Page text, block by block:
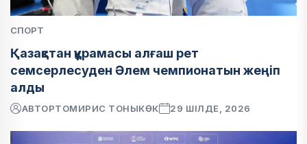
СПОРТ
Қазақстан құрамасы алғаш рет
семсерлесуден Әлем чемпионатын жеңіп
алды
АВТОРТОМИРИС ТОНЫКӨК 29 ШІЛДЕ, 2026